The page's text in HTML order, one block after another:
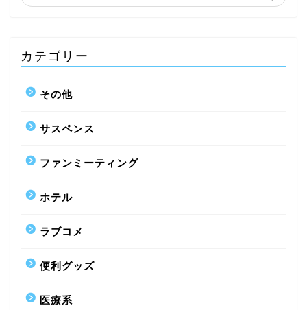
カテゴリー
その他
サスペンス
ファンミーティング
ホテル
ラブコメ
便利グッズ
医療系